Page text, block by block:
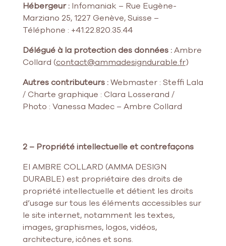
Hébergeur :Infomaniak – Rue Eugène-
Marziano 25, 1227 Genève, Suisse –
Téléphone : +41.22.820.35.44
Délégué à la protection des données :Ambre
Collard (contact@ammadesigndurable.fr)
Autres contributeurs :Webmaster : Steffi Lala
/ Charte graphique : Clara Losserand /
Photo : Vanessa Madec – Ambre Collard
2 – Propriété intellectuelle et contrefaçons
EI AMBRE COLLARD (AMMA DESIGN
DURABLE) est propriétaire des droits de
propriété intellectuelle et détient les droits
d’usage sur tous les éléments accessibles sur
le site internet, notamment les textes,
images, graphismes, logos, vidéos,
architecture, icônes et sons.